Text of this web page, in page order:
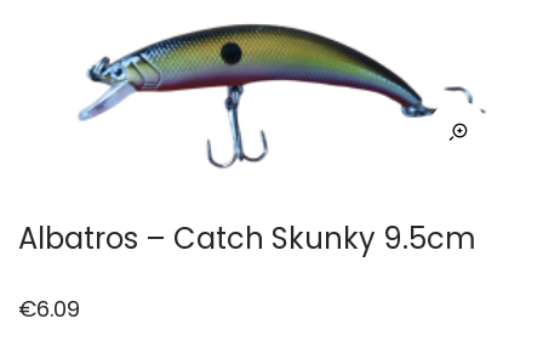
Albatros – Catch Skunky 9.5cm
€6.09